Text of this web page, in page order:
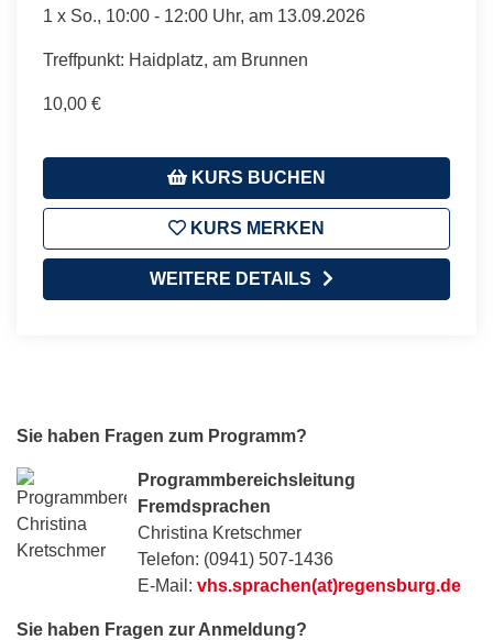
1 x So., 10:00 - 12:00 Uhr, am 13.09.2026
Treffpunkt: Haidplatz, am Brunnen
10,00 €
KURS BUCHEN
KURS MERKEN
WEITERE DETAILS
Sie haben Fragen zum Programm?
Programmbereichsleitung
Fremdsprachen
Christina Kretschmer
Telefon: (0941) 507-1436
E-Mail: vhs.sprachen(at)regensburg.de
Sie haben Fragen zur Anmeldung?